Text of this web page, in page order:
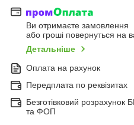
Ви отримаєте замовлення
або гроші повернуться на
Детальніше
Оплата на рахунок
Передплата по реквізитах
Безготівковий
та ФОП